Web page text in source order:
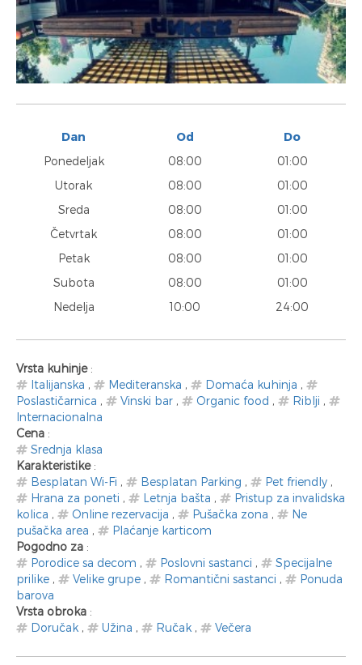
Dan Od
Do
Ponedeljak
08:00
01:00
Utorak
08:00
01:00
Sreda
08:00
01:00
Četvrtak
08:00
01:00
Petak
08:00
01:00
Subota
08:00
01:00
Nedelja
10:00 24:00
Vrsta kuhinje:
Italijanska , Mediteranska , Domaća kuhinja ,
Poslastičarnica , Vinski bar , Organic food , Riblji ,
Internacionalna
Cena :
Srednja klasa
Karakteristike:
Besplatan Wi-Fi , Besplatan Parking , Pet friendly ,
Hrana za poneti , Letnja bašta ,
Pristup za invalidska
kolica , Online rezervacija , Pušačka zona ,
Ne
pušačka area ,
Plaćanje karticom
Pogodno za :
Porodice sa decom , Poslovni sastanci ,
Specijalne
prilike , Velike grupe , Romantični sastanci ,
Ponuda
barova
Vrsta obroka :
Doručak , Užina , Ručak , Večera